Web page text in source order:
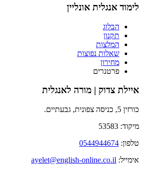
לימוד אנגלית אונליין
הבלוג
תקנון
המלצות
שאלות נפוצות
מחירון
פרטנרים
איילת צדוק | מורה לאנגלית
כורזין 5, כניסה צפונית, גבעתיים.
מיקוד: 53583
טלפון: 0544944674
אימייל: ayelet@english-online.co.il